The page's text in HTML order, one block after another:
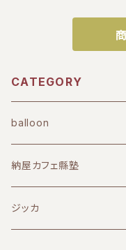
CATEGORY
balloon
納屋カフェ縣塾
ジッカ